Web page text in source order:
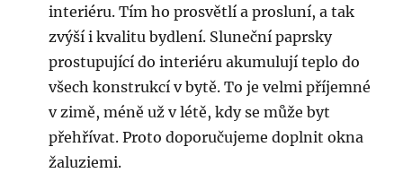
interiéru. Tím ho prosvětlí a prosluní, a tak
zvýší i kvalitu bydlení. Sluneční paprsky
prostupující do interiéru akumulují teplo do
všech konstrukcí v bytě. To je velmi příjemné
v zimě, méně už v létě, kdy se může byt
přehřívat. Proto doporučujeme doplnit okna
žaluziemi.